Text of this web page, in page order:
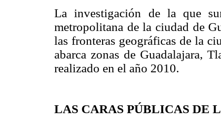
La investigación de la que
metropolitana de la ciudad de
las fronteras geográficas de la
abarca zonas de Guadalajara,
realizado en el año 2010.
LAS CARAS PÚBLICAS DE